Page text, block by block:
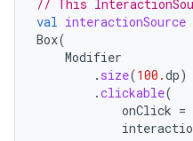
// This
val interactionSource
Box(
Modifier
. size(100.dp)
.clickable(
onClick =